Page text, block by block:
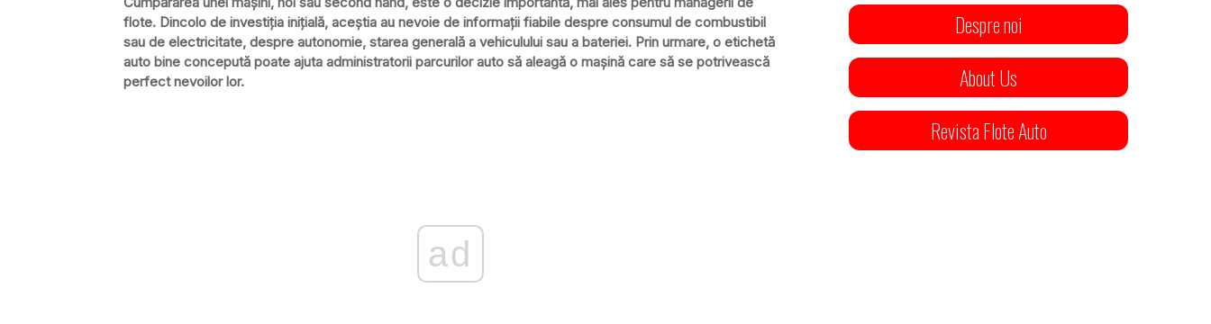
flote. Dincolo de investiția inițială, aceștia au nevoie de informații fiabile despre consumul de combustibil
sau de electricitate, despre autonomie, starea generală a vehiculului sau a bateriei. Prin urmare, o etichetă
auto bine concepută poate ajuta administratorii parcurilor auto să aleagă o mașină care să se potrivească
perfect nevoilor lor.
ad
Despre noi
About Us
Revista Flote Auto